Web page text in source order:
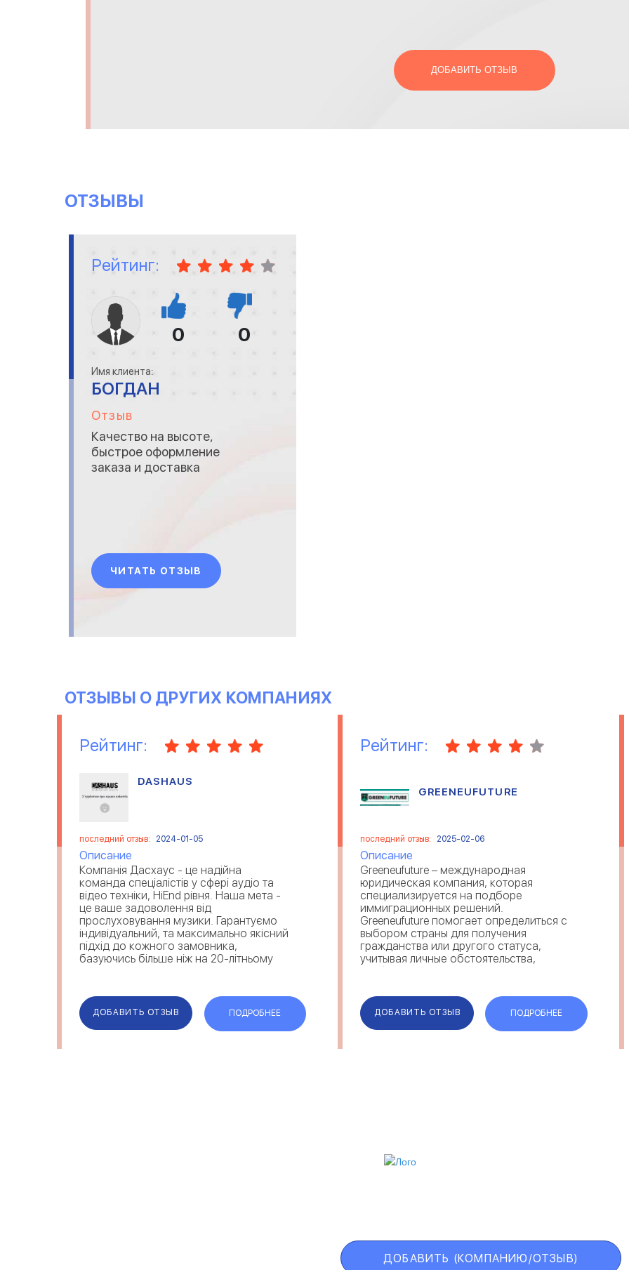
ДОБАВИТЬ ОТЗЫВ
ОТЗЫВЫ
Рейтинг:
0 0
Имя клиента:
БОГДАН
Отзыв
Качество на высоте,
быстрое оформление
заказа и доставка
ЧИТАТЬ ОТЗЫВ
ОТЗЫВЫ О ДРУГИХ КОМПАНИЯХ
Рейтинг:
DASHAUS
последний отзыв: 2024-01-05
Описание
Компанія Дасхаус - це надійна
команда спеціалістів у сфері аудіо та
відео техніки, HiEnd рівня. Наша мета -
це ваше задоволення від
прослуховування музики. Гарантуємо
індивідуальний, та максимально якісний
підхід до кожного замовника,
базуючись більше ніж на 20-літньому
пронсультація. Наш сайт...
ДОБАВИТЬ ОТЗЫВ ПОДРОБНЕЕ
Рейтинг:
GREENEUFUTURE
последний отзыв: 2025-02-06
Описание
Greeneufuture – международная
юридическая компания, которая
специализируется на подборе
иммиграционных решений.
Greeneufuture помогает определиться с
выбором страны для получения
гражданства или другого статуса,
учитывая личные обстоятельства,
требования и цели клиента. О
на различных площадках. Комментарии
под...ДОБАВИТЬ ОТЗЫВ ПОДРОБНЕЕ
ДОБАВИТЬ (КОМПАНИЮ/ОТЗЫВ)